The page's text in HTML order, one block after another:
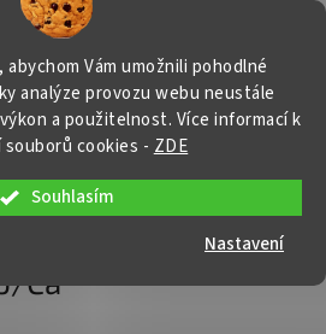
Vám umožnili pohodlné
analýze provozu webu neustále
a použitelnost. Více informací k
souborů cookies - ZDE
Souhlasím
Nastavení
KOŠÍK
Buffalo Bull HD
Ca